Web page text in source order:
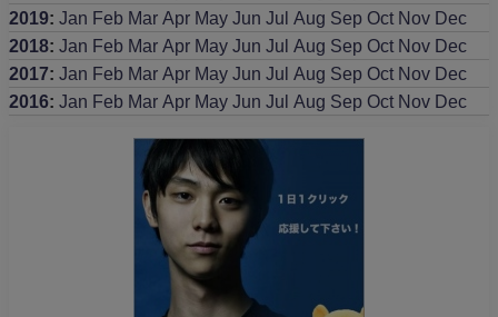
2019: Jan Feb Mar Apr May Jun Jul Aug Sep Oct Nov Dec
2018: Jan Feb Mar Apr May Jun Jul Aug Sep Oct Nov Dec
2017: Jan Feb Mar Apr May Jun Jul Aug Sep Oct Nov Dec
2016: Jan Feb Mar Apr May Jun Jul Aug Sep Oct Nov Dec